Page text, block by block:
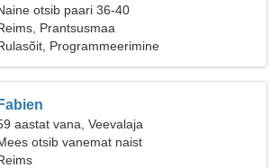
otsib paari 36-40
Prantsusmaa
Programmeerimine
Fabien
aastat vana, Veevalaja
otsib vanemat naist